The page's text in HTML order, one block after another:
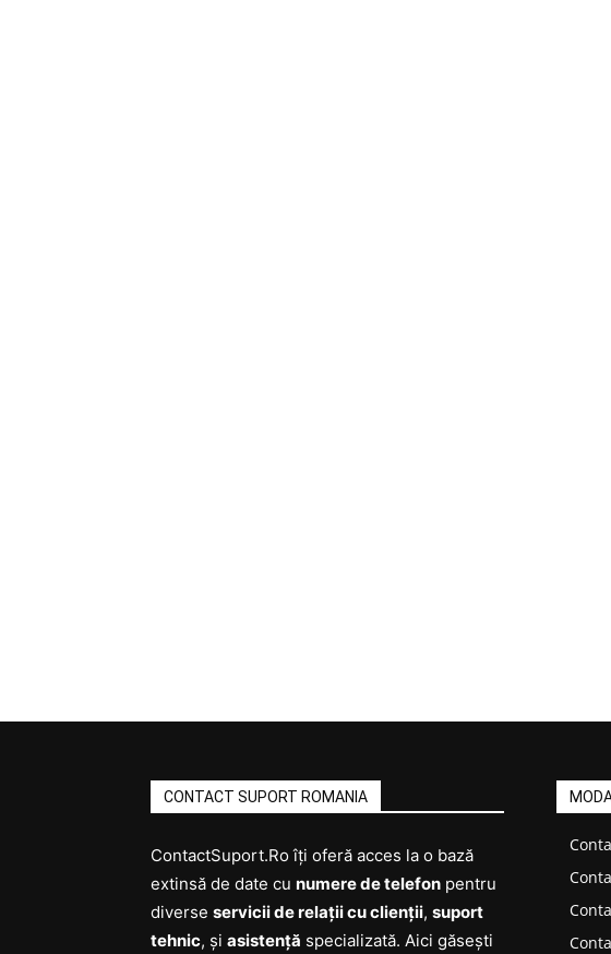
CONTACT SUPORT ROMANIA
ContactSuport.Ro îți oferă acces la o bază
extinsă de date cu numere de telefon pentru
diverse servicii de relații cu clienții, suport
tehnic, și asistență specializată. Aici găsești